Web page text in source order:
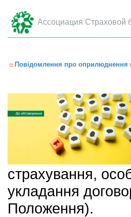
Ассоциация Страховой
Повідомлення про оприлюднення
страхування,
укладання
Положення).